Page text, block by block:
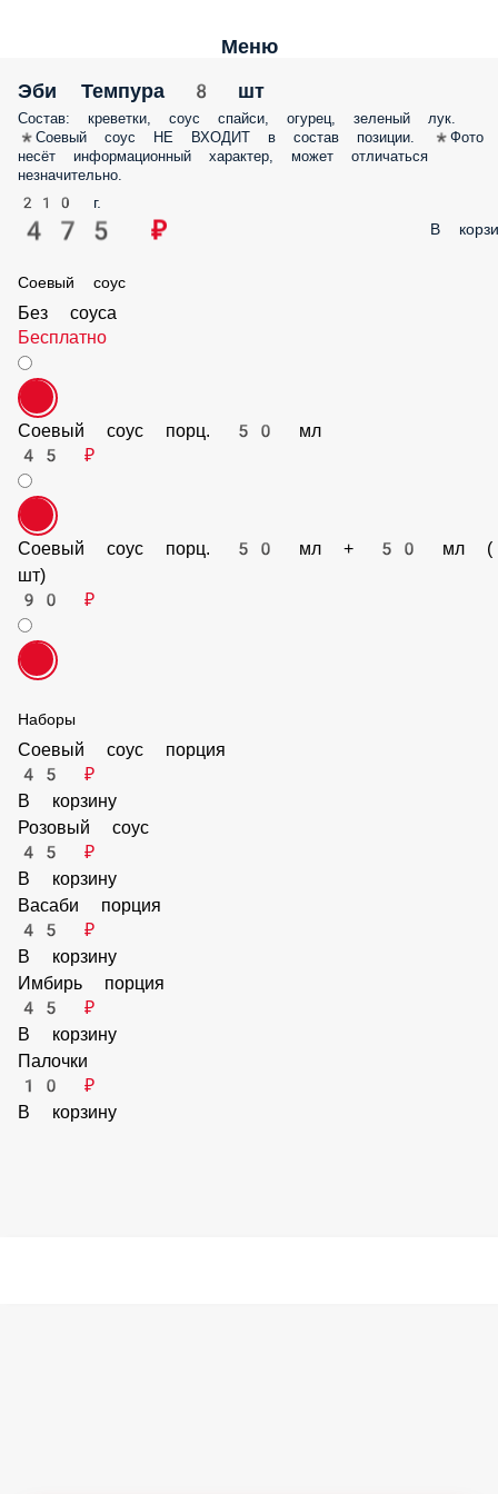
Меню
Эби Темпура 8 шт
Состав: креветки, соус спайси, огурец, зеленый лук. *Соевый соус НЕ
ВХОДИТ в состав позиции. *Фото несёт информационный характер,
может отличаться незначительно.
210 г.
475 ₽
Без соуса
Бесплатно
Соевый соус порц. 50 мл
Соевый соус порц. 50 мл + 50 мл (2 шт)
90 ₽
Наборы
Соевый соус порция
45 ₽
В корзину
Розовый соус
45 ₽
В корзину
Васаби порция
45 ₽
В корзину
Имбирь порция
45 ₽